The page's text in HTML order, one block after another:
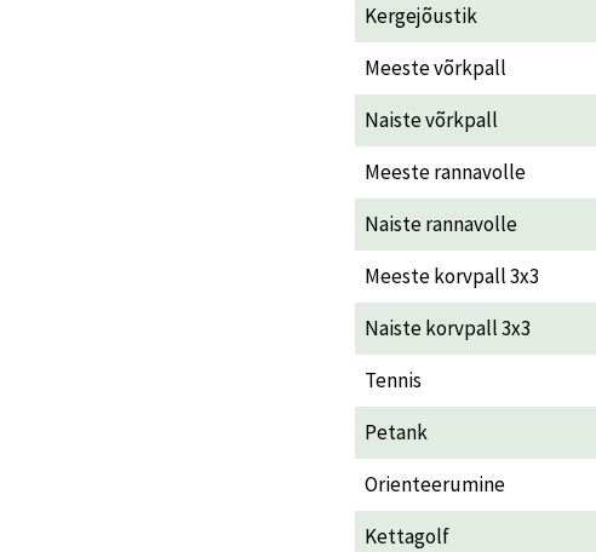
Kergejõustik
Meeste võrkpall
Naiste võrkpall
Meeste rannavolle
Naiste rannavolle
Meeste korvpall 3x3
Naiste korvpall 3x3
Tennis
Petank
Orienteerumine
Kettagolf